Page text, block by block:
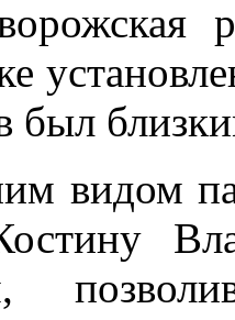
был
видом